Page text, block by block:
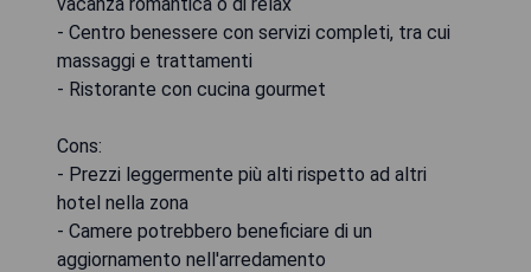
- Centro benessere con servizi completi, tra cui
massaggi e trattamenti
- Ristorante con cucina gourmet
Cons:
- Prezzi leggermente più alti rispetto ad altri
hotel nella zona
- Camere potrebbero beneficiare di un
aggiornamento nell'arredamento